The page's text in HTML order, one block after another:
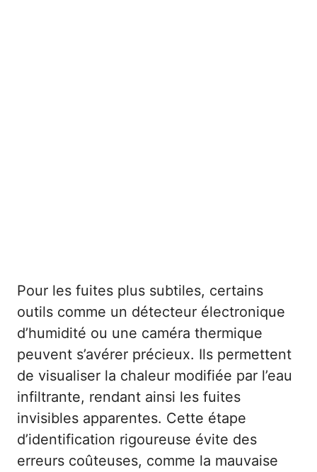
Pour les fuites plus subtiles, certains
outils comme un détecteur électronique
d’humidité ou une caméra thermique
peuvent s’avérer précieux. Ils permettent
de visualiser la chaleur modifiée par l’eau
infiltrante, rendant ainsi les fuites
invisibles apparentes. Cette étape
d’identification rigoureuse évite des
erreurs coûteuses, comme la mauvaise